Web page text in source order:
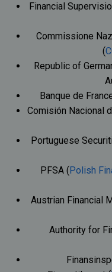
Financial
Commissione
(
Republic of
Banque de
Comisión Nacional
Portuguese
PFSA (Polish
Austrian Financial
Authority for